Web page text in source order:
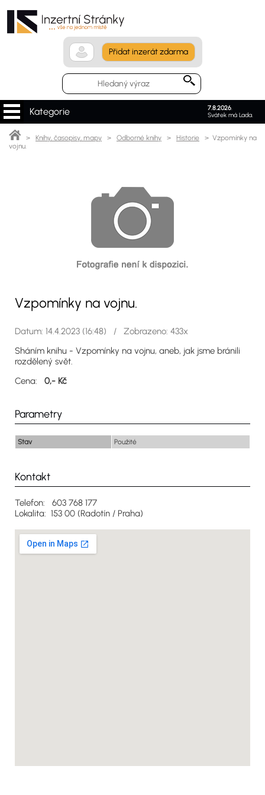
Přidat inzerát zdarma
7.8.2026.
Svátek má Lada.
Kategorie
> Knihy, časopisy, mapy > Odborné knihy > Historie > Vzpomínky na
vojnu.
Vzpomínky na vojnu.
Datum: 14.4.2023 (16:48) / Zobrazeno: 433x
Sháním knihu - Vzpomínky na vojnu, aneb, jak jsme bránili
rozdělený svět.
Cena: 0,- Kč
Parametry
Stav Použité
Kontakt
Telefon: 603 768 177
Lokalita: 153 00 (Radotín / Praha)